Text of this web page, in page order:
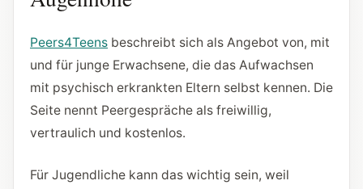
Peers4Teens beschreibt sich als Angebot von, mit
und für junge Erwachsene, die das Aufwachsen
mit psychisch erkrankten Eltern selbst kennen. Die
Seite nennt Peergespräche als freiwillig,
vertraulich und kostenlos.
Für Jugendliche kann das wichtig sein, weil